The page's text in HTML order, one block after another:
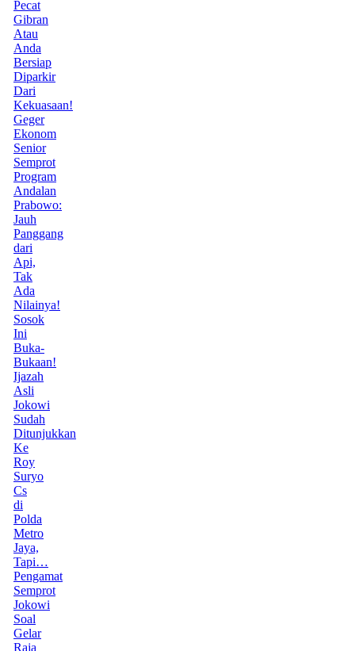
Pecat
Gibran
Atau
Anda
Bersiap
Diparkir
Dari
Kekuasaan!
Geger
Ekonom
Senior
Semprot
Program
Andalan
Prabowo:
Jauh
Panggang
dari
Api,
Tak
Ada
Nilainya!
Sosok
Ini
Buka-
Bukaan!
Ijazah
Asli
Jokowi
Sudah
Ditunjukkan
Ke
Roy
Suryo
Cs
di
Polda
Metro
Jaya,
Tapi…
Pengamat
Semprot
Jokowi
Soal
Gelar
Raja